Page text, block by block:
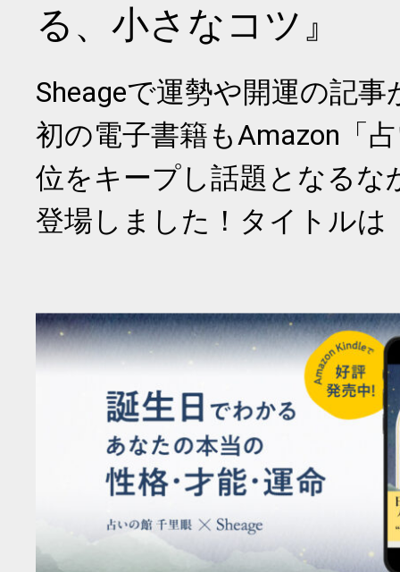
る、小さなコツ』
Sheageで運勢や開運の記
初の電子書籍もAmazon「
位をキープし話題となるな
登場しました！タイトルは